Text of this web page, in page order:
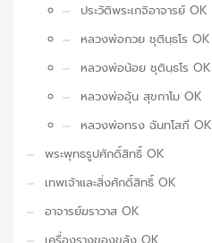
ประวัติพระเกจิอาจารย์ OK
หลวงพ่อกวย ชุตินฺธโร OK
หลวงพ่อน้อย ชุตินฺธโร OK
หลวงพ่ออุ้น สุขกาโม OK
หลวงพ่อทรง ฉันทโสภี OK
พระพุทธรูปศักดิ์สิทธิ์ OK
เทพเจ้าและสิ่งศักดิ์สิทธิ์ OK
อาจารย์ฆราวาส OK